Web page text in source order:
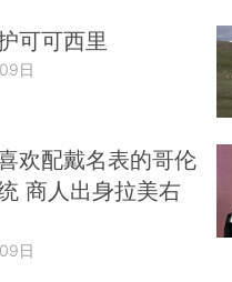
可可西里
日
欢配戴名表的哥伦
商人出身拉美右
日